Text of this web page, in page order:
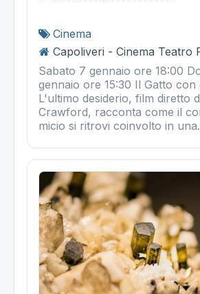
Cinema
Capoliveri - Cinema Teatro
Sabato 7 gennaio ore 18:00
gennaio ore 15:30 Il Gatto con
L'ultimo desiderio, film diretto
Crawford, racconta come il
micio si ritrovi coinvolto in